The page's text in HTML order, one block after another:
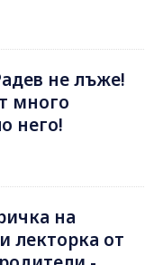
не лъже!
много
него!
на
лекторка от